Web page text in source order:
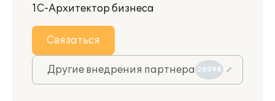
1С-Архитектор бизнеса
Связаться
Другие внедрения партнера 20098